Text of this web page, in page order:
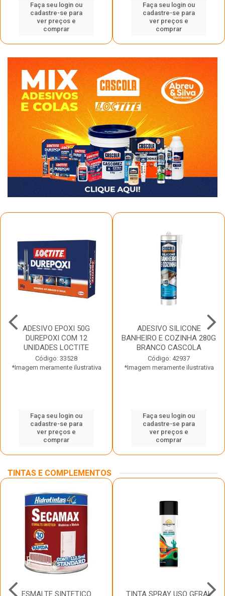
Faça seu login ou
cadastre-se para
ver preços e
comprar
Faça seu login ou
cadastre-se para
ver preços e
comprar
ADESIVO EPOXI 50G
DUREPOXI COM 12
UNIDADES LOCTITE
Código: 33528
*Imagem meramente ilustrativa
Faça seu login ou
cadastre-se para
ver preços e
comprar
ADESIVO SILICONE
BANHEIRO E COZINHA 280G
BRANCO CASCOLA
Código: 42937
*Imagem meramente ilustrativa
Faça seu login ou
cadastre-se para
ver preços e
comprar
TINTAS E COMPLEMENTOS
ESMALTE SINTETICO TINTA SPRAY USO GERAL